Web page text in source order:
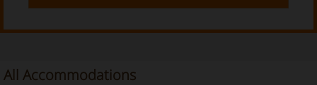
All Accommodations